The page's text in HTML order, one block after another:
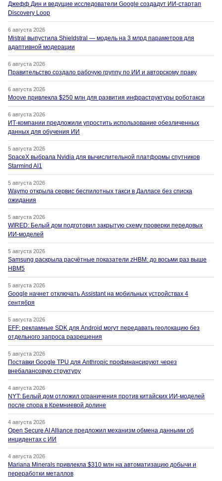
Джефф Дин и ведущие исследователи Google создадут ИИ-стартап
Discovery Loop
6 августа 2026
Mistral выпустила Shieldstral — модель на 3 млрд параметров для
адаптивной модерации
6 августа 2026
Правительство создало рабочую группу по ИИ и авторскому праву
6 августа 2026
Moove привлекла $250 млн для развития инфраструктуры роботакси
6 августа 2026
ИТ-компании предложили упростить использование обезличенных
данных для обучения ИИ
5 августа 2026
SpaceX выбрала Nvidia для вычислительной платформы спутников
Starmind AI1
5 августа 2026
Waymo открыла сервис беспилотных такси в Далласе без списка
ожидания
5 августа 2026
WIRED: Белый дом подготовил закрытую схему проверки передовых
ИИ-моделей
5 августа 2026
Samsung раскрыла расчётные показатели zHBM: до восьми раз выше
HBM5
5 августа 2026
Google начнет отключать Assistant на мобильных устройствах 4
сентября
5 августа 2026
EFF: рекламные SDK для Android могут передавать геолокацию без
отдельного запроса разрешения
5 августа 2026
Поставки Google TPU для Anthropic профинансируют через
внебалансовую структуру
4 августа 2026
NYT: Белый дом отложил ограничения против китайских ИИ-моделей
после спора в Кремниевой долине
4 августа 2026
Open Secure AI Alliance предложил механизм обмена данными об
инцидентах с ИИ
4 августа 2026
Mariana Minerals привлекла $310 млн на автоматизацию добычи и
переработки металлов